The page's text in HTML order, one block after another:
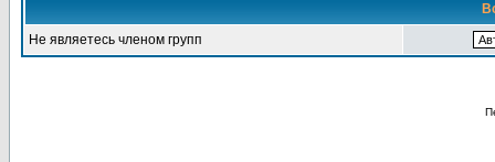
Не являетесь членом групп